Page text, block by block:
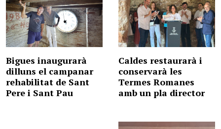
Bigues inaugurarà
dilluns el campanar
rehabilitat de Sant
Pere i Sant Pau
Caldes restaurarà i
conservarà les
Termes Romanes
amb un pla director